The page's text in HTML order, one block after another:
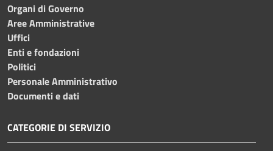
Organi di Governo
Aree Amministrative
Uffici
Enti e fondazioni
Politici
Personale Amministrativo
Documenti e dati
CATEGORIE DI SERVIZIO